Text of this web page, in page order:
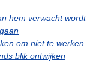
hem verwacht wordt
om niet te werken
blik ontwijken